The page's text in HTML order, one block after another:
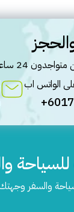
على مدار الأسبوع
الواتس اب
والسفر